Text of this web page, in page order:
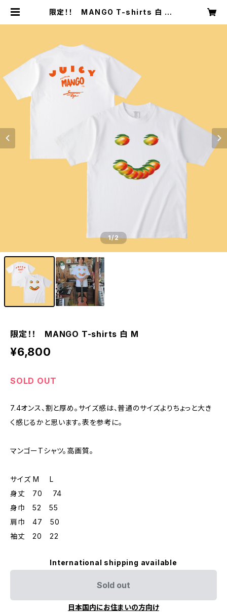
限定！！ MANGO T-shirts 白 M |
1/2
限定！！ MANGO T-shirts 白 M
¥6,800
SOLD OUT
7.4オンス、割と厚め。サイズ感は、普通のサイズよりちょっと大き
く感じるかと思います。表を参考に。
マンゴーTシャツ。高画質。
サイズ M L
身丈 70 74
身巾 52 55
肩巾 47 50
袖丈 20 22
International shipping available
Sold out
日本国内にお住まいの方向け